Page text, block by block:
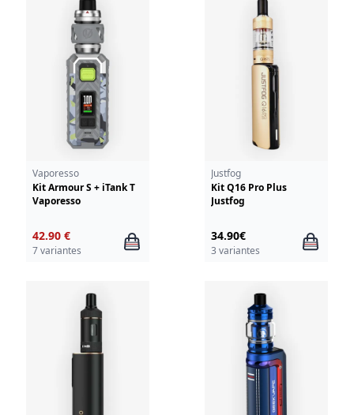
Vaporesso
Kit Armour S + iTank T
Vaporesso
42.90 €
7 variantes
Justfog
Kit Q16 Pro Plus
Justfog
34.90€
3 variantes